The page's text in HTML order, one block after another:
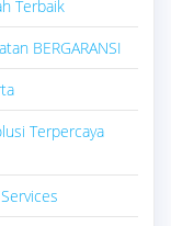
Terbaik
BERGARANSI
Terpercaya